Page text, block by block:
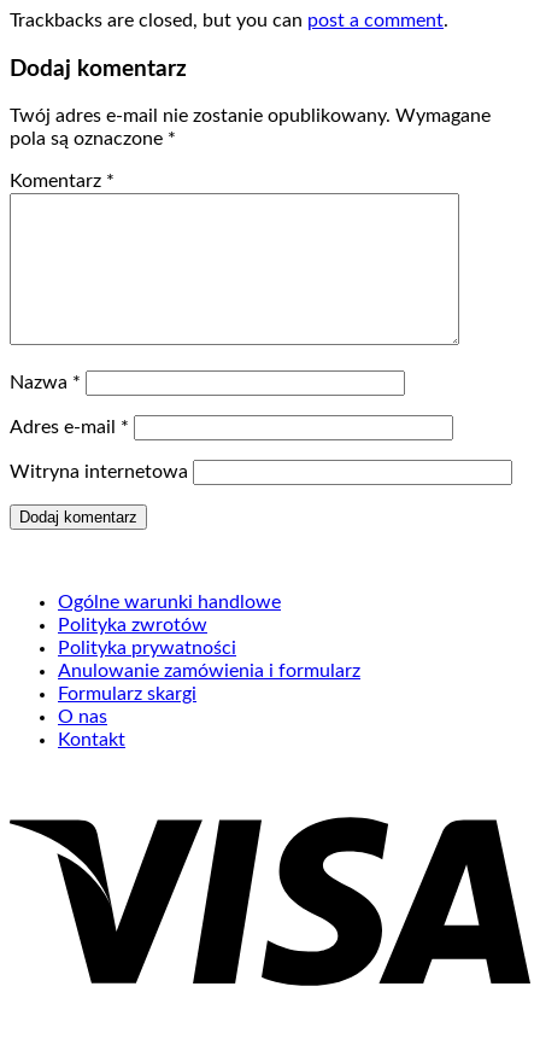
Trackbacks are closed, but you can post a comment.
Dodaj komentarz
Twój adres e-mail nie zostanie opublikowany. Wymagane
pola są oznaczone *
Komentarz *
Nazwa *
Adres e-mail *
Witryna internetowa
Ogólne warunki handlowe
Polityka zwrotów
Polityka prywatności
Anulowanie zamówienia i formularz
Formularz skargi
O nas
Kontakt